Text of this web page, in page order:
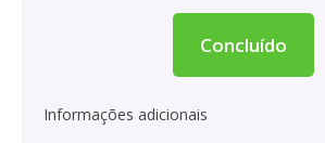
Concluído
Informações adicionais